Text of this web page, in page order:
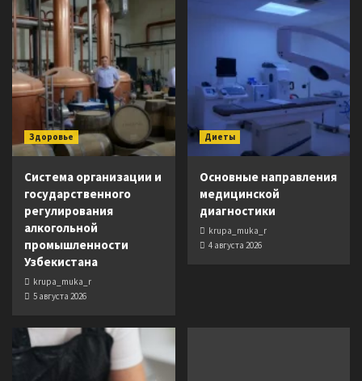
Здоровье
Система организации и
государственного
регулирования
алкогольной
промышленности
Узбекистана
krupa_muka_r
5 августа 2026
Диеты
Основные направления
медицинской
диагностики
krupa_muka_r
4 августа 2026